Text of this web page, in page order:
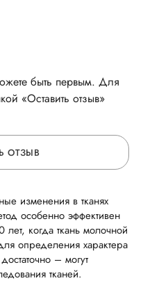
быть первым. Для
«Оставить отзыв»
ОТЗЫВ
изменения в тканях
особенно эффективен
когда ткань молочной
определения характера
– могут
тканей.